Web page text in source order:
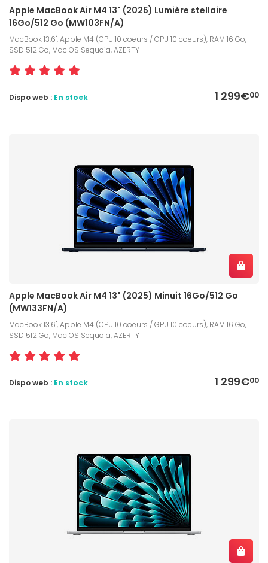
Apple MacBook Air M4 13" (2025) Lumière stellaire
16Go/512 Go (MW103FN/A)
MacBook 13.6", Apple M4 (CPU 10 coeurs / GPU 10 coeurs), RAM 16 Go,
SSD 512 Go, Mac OS Sequoia, AZERTY
1 299€00
Dispo web : En stock
Apple MacBook Air M4 13" (2025) Minuit 16Go/512 Go
(MW133FN/A)
MacBook 13.6", Apple M4 (CPU 10 coeurs / GPU 10 coeurs), RAM 16 Go,
SSD 512 Go, Mac OS Sequoia, AZERTY
1 299€00
Dispo web : En stock